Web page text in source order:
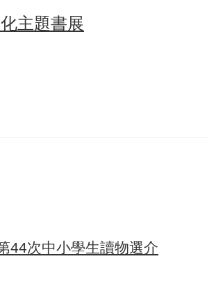
主題書展
44次中小學生讀物選介